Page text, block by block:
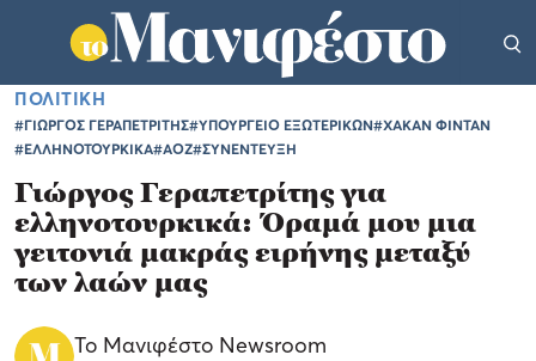
ΠΟΛΙΤΙΚΗ
#ΓΙΩΡΓΟΣ ΓΕΡΑΠΕΤΡΙΤΗΣ#ΥΠΟΥΡΓΕΙΟ ΕΞΩΤΕΡΙΚΩΝ#ΧΑΚΑΝ ΦΙΝΤΑΝ
#ΕΛΛΗΝΟΤΟΥΡΚΙΚΑ#ΑΟΖ#ΣΥΝΕΝΤΕΥΞΗ
Γιώργος Γεραπετρίτης για
ελληνοτουρκικά: Όραμά μου μια
γειτονιά μακράς ειρήνης μεταξύ
των λαών μας
Το Μανιφέστο Newsroom